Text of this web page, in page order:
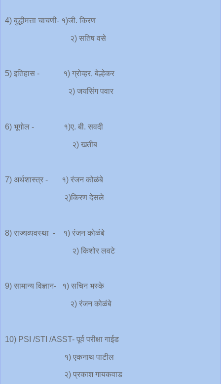
4) बुद्धीमत्ता चाचणी- १)जी. किरण
२) सतिष वसे
5) इतिहास - १) ग्रोव्हर, बेल्हेकर
२) जयसिंग पवार
6) भूगोल - १)ए. बी. सवदी
२) खतीब
7) अर्थशास्त्र - १) रंजन कोळंबे
२)किरण देसले
8) राज्यव्यवस्था - १) रंजन कोळंबे
२) किशोर लवटे
9) सामान्य विज्ञान- १) सचिन भस्के
२) रंजन कोळंबे
10) PSI /STI /ASST- पूर्व परीक्षा गाईड
१) एकनाथ पाटील
२) प्रकाश गायकवाड